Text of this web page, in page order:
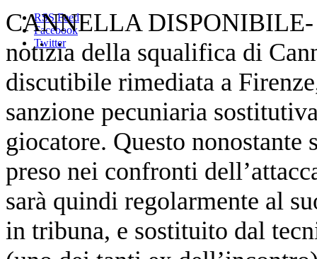
RSS Feed
Facebook
Twitter
CANNELLA DISPONIBILE-
notizia della squalifica di
discutibile rimediata a
sanzione pecuniaria
giocatore. Questo
preso nei confronti
sarà quindi regolarmente al
in tribuna, e sostituito dal